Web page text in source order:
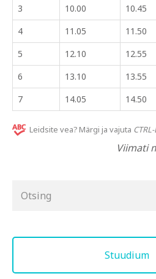
3
10.00 10.45
4
11.05 11.50
5
12.10 12.55
6
13.10 13.55
7
14.05 14.50
Leidsite vea? Märgi ja vajuta
Viimati
for:
Stuudium